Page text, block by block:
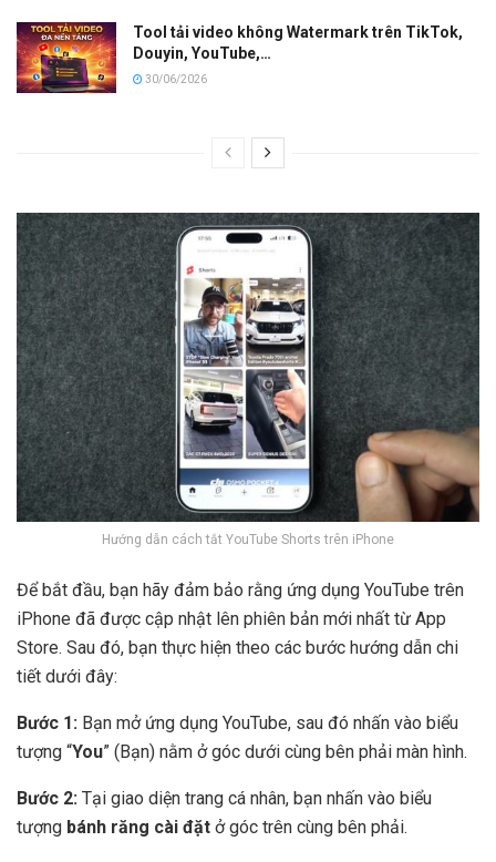
Tool tải video không Watermark trên TikTok,
Douyin, YouTube,…
30/06/2026
Hướng dẫn cách tắt YouTube Shorts trên iPhone
Để bắt đầu, bạn hãy đảm bảo rằng ứng dụng YouTube trên
iPhone đã được cập nhật lên phiên bản mới nhất từ App
Store. Sau đó, bạn thực hiện theo các bước hướng dẫn chi
tiết dưới đây:
Bước 1: Bạn mở ứng dụng YouTube, sau đó nhấn vào biểu
tượng “You” (Bạn) nằm ở góc dưới cùng bên phải màn hình.
Bước 2: Tại giao diện trang cá nhân, bạn nhấn vào biểu
tượng bánh răng cài đặt ở góc trên cùng bên phải.